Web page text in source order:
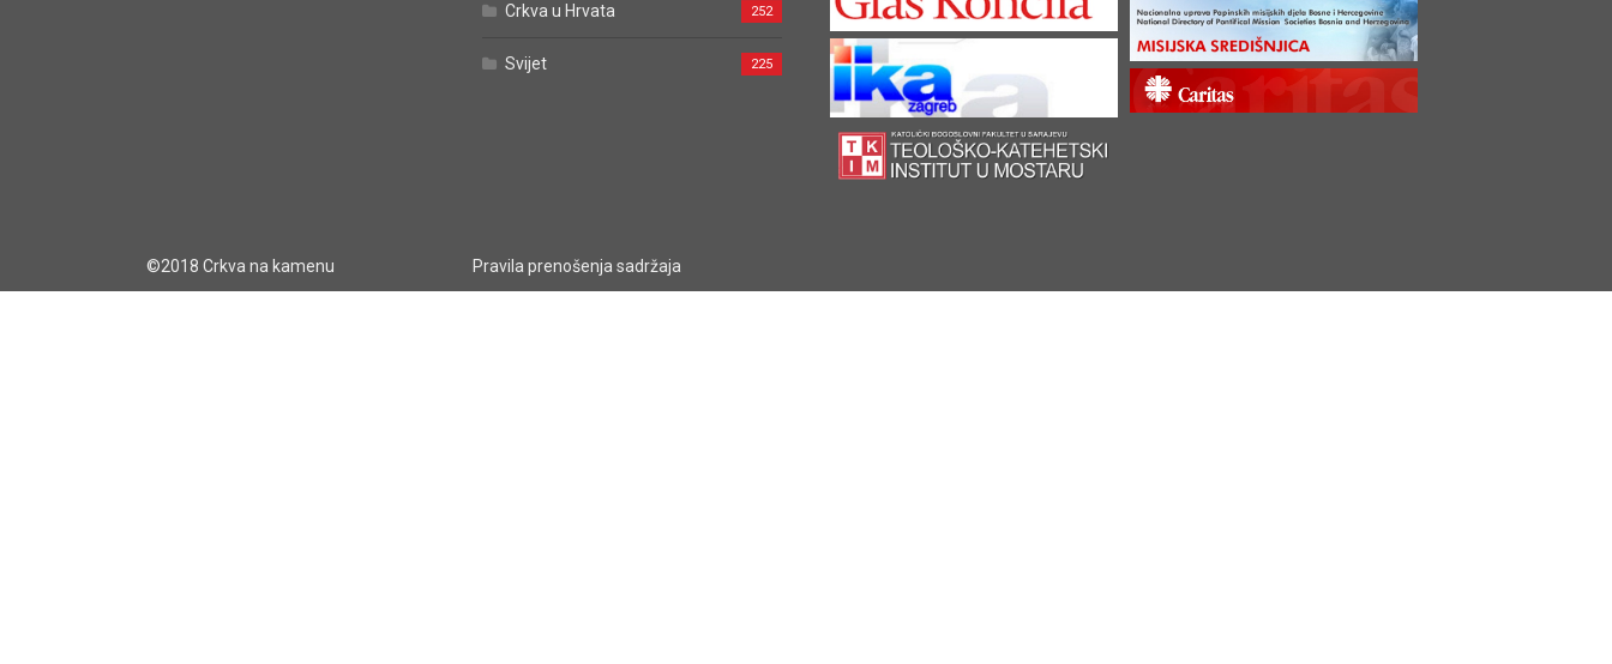
Crkva u Hrvata 252
Svijet 225
©2018 Crkva na kamenu Pravila prenošenja sadržaja